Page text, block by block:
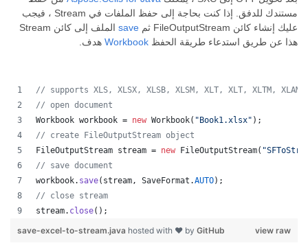
مستندك للدفق. إذا كنت بحاجة إلى حفظ الملفات في Stream ، فيجب
عليك إنشاء كائن FileOutputStream ثم
save
الملف إلى كائن Stream
هذا عن طريق استدعاء طريقة الحفظ Workbook هدف.
// supports XLS, XLSX, XLSB, XLSM, XLT, XLT, XLTM,
// open document
Workbook workbook = new Workbook( "Book1.xlsx" );
// create FileOutputStream object
FileOutputStream stream = new FileOutputStream(
// save document
workbook. save( stream, SaveFormat .AUTO);
// close stream
stream. close();
view raw
save-excel-to-stream.java hosted with ❤ by GitHub